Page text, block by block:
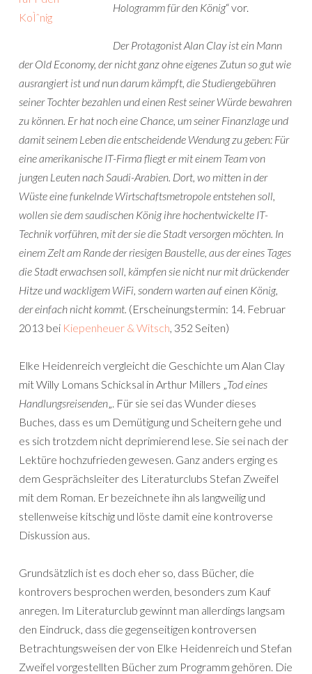
Hologramm für den König“ vor.
Der Protagonist Alan Clay ist ein Mann
der Old Economy, der nicht ganz ohne eigenes Zutun so gut wie
ausrangiert ist und nun darum kämpft, die Studiengebühren
seiner Tochter bezahlen und einen Rest seiner Würde bewahren
zu können. Er hat noch eine Chance, um seiner Finanzlage und
damit seinem Leben die entscheidende Wendung zu geben: Für
eine amerikanische IT-Firma fliegt er mit einem Team von
jungen Leuten nach Saudi-Arabien. Dort, wo mitten in der
Wüste eine funkelnde Wirtschaftsmetropole entstehen soll,
wollen sie dem saudischen König ihre hochentwickelte IT-
Technik vorführen, mit der sie die Stadt versorgen möchten. In
einem Zelt am Rande der riesigen Baustelle, aus der eines Tages
die Stadt erwachsen soll, kämpfen sie nicht nur mit drückender
Hitze und wackligem WiFi, sondern warten auf einen König,
der einfach nicht kommt. (Erscheinungstermin: 14. Februar
2013 bei Kiepenheuer & Witsch, 352 Seiten)
Elke Heidenreich vergleicht die Geschichte um Alan Clay
mit Willy Lomans Schicksal in Arthur Millers „Tod eines
Handlungsreisenden„. Für sie sei das Wunder dieses
Buches, dass es um Demütigung und Scheitern gehe und
es sich trotzdem nicht deprimierend lese. Sie sei nach der
Lektüre hochzufrieden gewesen. Ganz anders erging es
dem Gesprächsleiter des Literaturclubs Stefan Zweifel
mit dem Roman. Er bezeichnete ihn als langweilig und
stellenweise kitschig und löste damit eine kontroverse
Diskussion aus.
Grundsätzlich ist es doch eher so, dass Bücher, die
kontrovers besprochen werden, besonders zum Kauf
anregen. Im Literaturclub gewinnt man allerdings langsam
den Eindruck, dass die gegenseitigen kontroversen
Betrachtungsweisen der von Elke Heidenreich und Stefan
Zweifel vorgestellten Bücher zum Programm gehören. Die